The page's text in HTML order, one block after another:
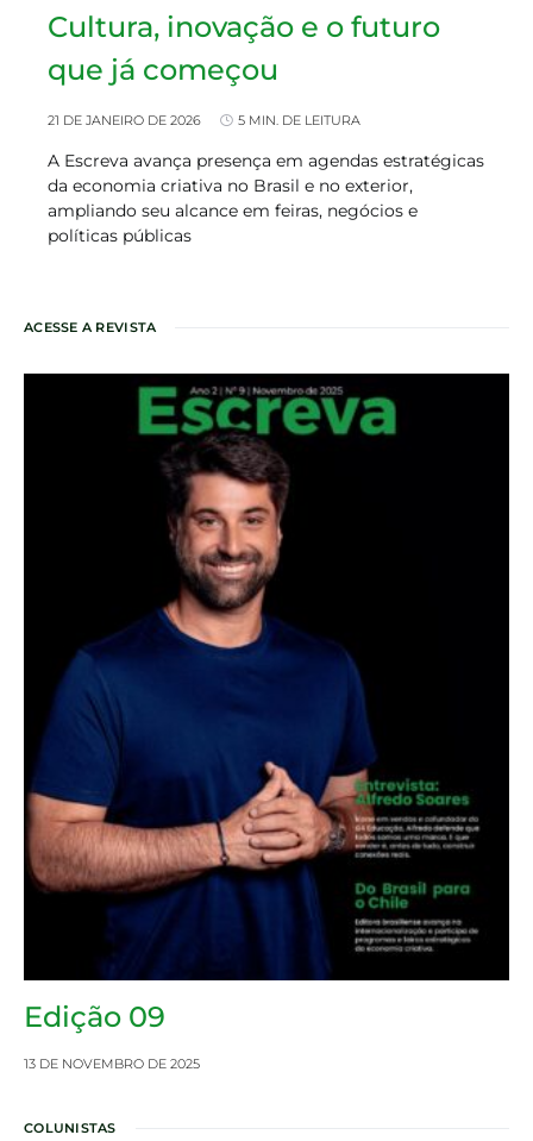
Cultura, inovação e o futuro
que já começou
21 DE JANEIRO DE 2026 5 MIN. DE LEITURA
A Escreva avança presença em agendas estratégicas
da economia criativa no Brasil e no exterior,
ampliando seu alcance em feiras, negócios e
políticas públicas
ACESSE A REVISTA
Edição 09
13 DE NOVEMBRO DE 2025
COLUNISTAS